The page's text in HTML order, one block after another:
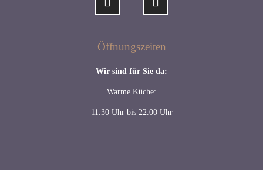
Öffnungszeiten
Wir sind für Sie da:
Warme Küche:
11.30 Uhr bis 22.00 Uhr